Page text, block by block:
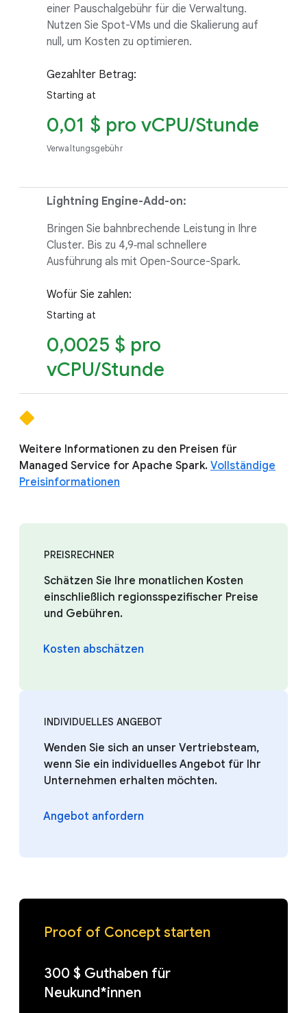
einer Pauschalgebühr für die Verwaltung.
Nutzen Sie Spot-VMs und die Skalierung auf
null, um Kosten zu optimieren.
Gezahlter Betrag:
Starting at
0,01 $ pro vCPU/Stunde
Verwaltungsgebühr
Lightning Engine-Add-on:
Bringen Sie bahnbrechende Leistung in Ihre
Cluster. Bis zu 4,9‑mal schnellere
Ausführung als mit Open-Source-Spark.
Wofür Sie zahlen:
Starting at
0,0025 $ pro
vCPU/Stunde
Weitere Informationen zu den Preisen für
Managed Service for Apache Spark. Vollständige
Preisinformationen
PREISRECHNER
Schätzen Sie Ihre monatlichen Kosten
einschließlich regionsspezifischer Preise
und Gebühren.
Kosten abschätzen
INDIVIDUELLES ANGEBOT
Wenden Sie sich an unser Vertriebsteam,
wenn Sie ein individuelles Angebot für Ihr
Unternehmen erhalten möchten.
Angebot anfordern
Proof of Concept starten
300 $ Guthaben für
Neukund*innen